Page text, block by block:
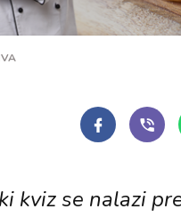
kviz se nalazi